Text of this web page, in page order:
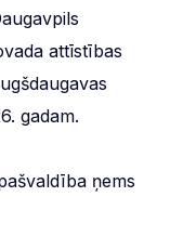
attīstības
gadam.
ņems